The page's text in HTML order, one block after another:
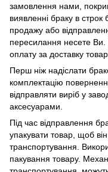
замовлення нами,
виявленні браку в строк
продажу або
пересилання несете
оплату за доставку
Перш ніж надіслати
комплектацію
відправляти виріб у
аксесуарами.
Під час відправлення
упакувати товар, щоб
транспортування.
пакування товару.